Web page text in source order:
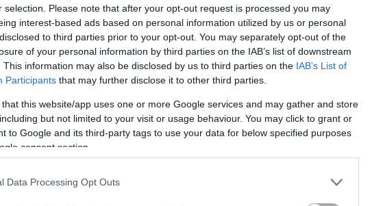
selection. Please note that after your opt-out request is processed you may
interest-based ads based on personal information utilized by us or personal
to third parties prior to your opt-out. You may separately opt-out of the
of your personal information by third parties on the IAB’s list of downstream
This information may also be disclosed by us to third parties on the IAB’s List of
Participants that may further disclose it to other third parties.
that this website/app uses one or more Google services and may gather and store
but not limited to your visit or usage behaviour. You may click to grant or
to Google and its third-party tags to use your data for below specified purposes
consent section.
Data Processing Opt Outs
e Viterbo, l’appuntamento con la 11° edizione
ha per temaMotori di ricerca. I segreti
con le scuole in programma alteatro
), alPyramid Studios(via Paolo Caselli 8 a
Viterbo).QUIil programma nei dettagli.
2016